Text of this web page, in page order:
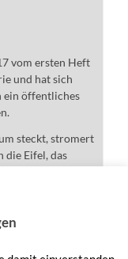
vom ersten Heft
und hat sich
ein öffentliches
steckt, stromert
die Eifel, das